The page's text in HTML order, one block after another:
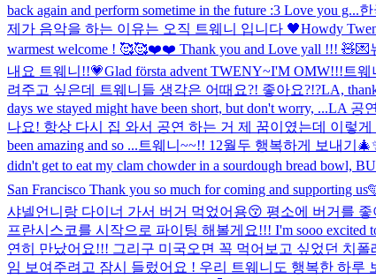
back again and perform sometime in the future :3 Love you g...한
제가 음악을 하는 이유는 오직 트웨니 입니다 🖤Howdy
warmest welcome ! 🥰🥰❤️❤️ Thank you and Love yall !!! 🧸💌
내요 트웨니!!💗Glad första advent TWENY~I'M OMW!!! 트
려주고 싶은데 트웨니들 생각은 어때요?! 좋아요?!?LA,
days we stayed might have been short, but don't worry, ...LA 공
나요! 항상 다시 집 와서 공연 하는 거 제 꿈이였는데 이렇게
been amazing and so ... 트웨니~~!! 12월두 행복하게 보내기
didn't get to eat my clam chowder in a sourdough bread bowl,
San Francisco Thank you so much for coming and supporting
샤넬언니랑 다이너 가서 버거 먹었어용😚 평소에 버거를
프란시스코를 시작으로 파이팅 해볼게요!!! I'm sooo excited
연히 만났어요!!! 그리구 미국오면 꼭 먹어보고 싶었던 치
임 보여주려고 잠시 들렀어요 ! 우리 트웨니도 행복한 하